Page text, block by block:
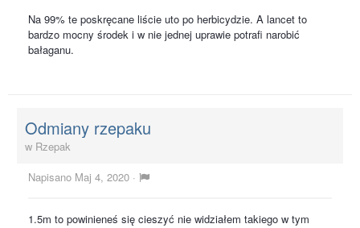
Na 99% te poskręcane liście uto po herbicydzie. A lancet to
bardzo mocny środek i w nie jednej uprawie potrafi narobić
bałaganu.
Odmiany rzepaku
w Rzepak
Napisano Maj 4, 2020 ·
1.5m to powinieneś się cieszyć nie widziałem takiego w tym